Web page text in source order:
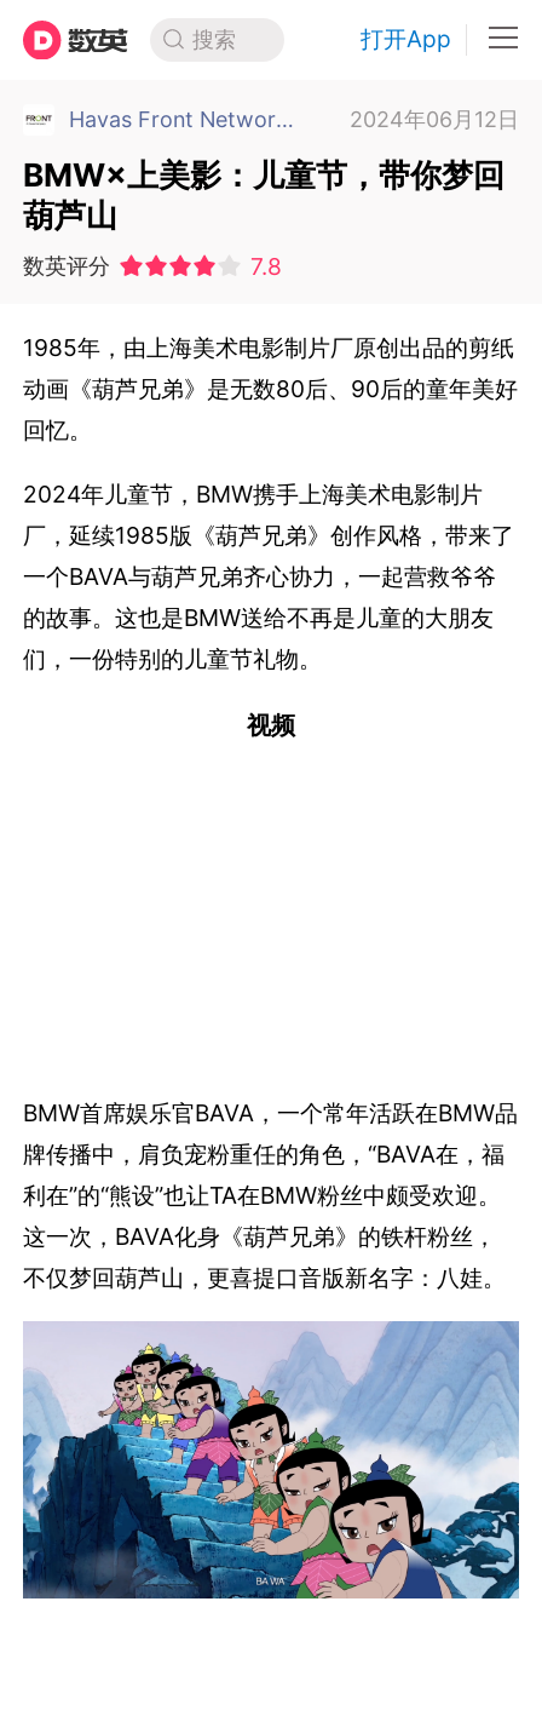
搜索 打开App
Havas Front Networks 前线网络 2024年06月12日
BMW×上美影：儿童节，带你梦回
葫芦山
数英评分 7.8
1985年，由上海美术电影制片厂原创出品的剪纸
动画《葫芦兄弟》是无数80后、90后的童年美好
回忆。
2024年儿童节，BMW携手上海美术电影制片
厂，延续1985版《葫芦兄弟》创作风格，带来了
一个BAVA与葫芦兄弟齐心协力，一起营救爷爷
的故事。这也是BMW送给不再是儿童的大朋友
们，一份特别的儿童节礼物。
视频
BMW首席娱乐官BAVA，一个常年活跃在BMW品
牌传播中，肩负宠粉重任的角色，“BAVA在，福
利在”的“熊设”也让TA在BMW粉丝中颇受欢迎。
这一次，BAVA化身《葫芦兄弟》的铁杆粉丝，
不仅梦回葫芦山，更喜提口音版新名字：八娃。